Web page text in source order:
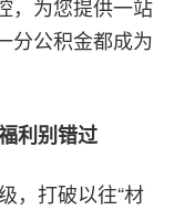
，为您提供一站
分公积金都成为
利别错过
，打破以往“材